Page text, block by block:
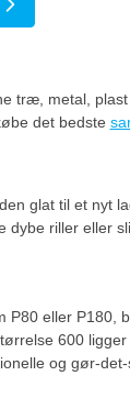
side
træ, metal, plast
det bedste
glat til et nyt
riller eller
eller P180,
600
og gør-